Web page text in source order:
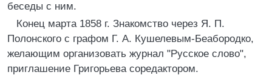
беседы с ним.
Конец марта 1858 г. Знакомство через Я. П.
Полонского с графом Г. А. Кушелевым-Беабородко,
желающим организовать журнал "Русское слово",
приглашение Григорьева соредактором.